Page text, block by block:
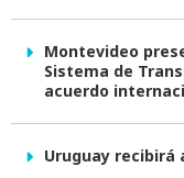
Montevideo
Sistema de
acuerdo
Uruguay recibirá